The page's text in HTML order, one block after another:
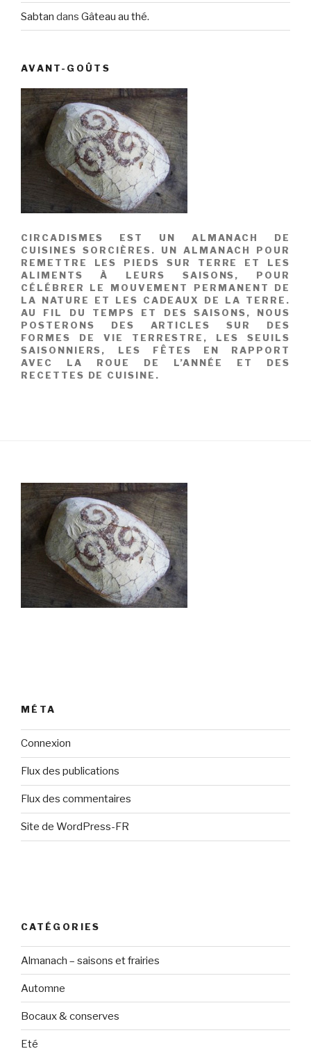
Sabtan dans Gâteau au thé.
AVANT-GOÛTS
CIRCADISMES EST UN ALMANACH DE
CUISINES SORCIÈRES. UN ALMANACH POUR
REMETTRE LES PIEDS SUR TERRE ET LES
ALIMENTS À LEURS SAISONS, POUR
CÉLÉBRER LE MOUVEMENT PERMANENT DE
LA NATURE ET LES CADEAUX DE LA TERRE.
AU FIL DU TEMPS ET DES SAISONS, NOUS
POSTERONS DES ARTICLES SUR DES
FORMES DE VIE TERRESTRE, LES SEUILS
SAISONNIERS, LES FÊTES EN RAPPORT
AVEC LA ROUE DE L’ANNÉE ET DES
RECETTES DE CUISINE.
MÉTA
Connexion
Flux des publications
Flux des commentaires
Site de WordPress-FR
CATÉGORIES
Almanach – saisons et frairies
Automne
Bocaux & conserves
Eté